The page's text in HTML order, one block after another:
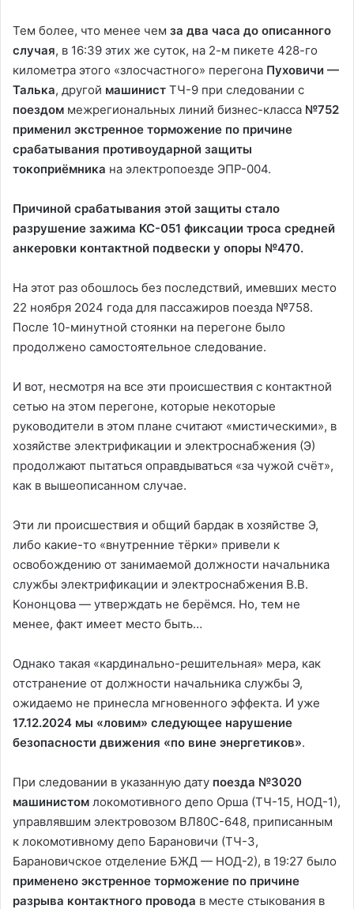
Тем более, что менее чем за два часа до описанного
случая, в 16:39 этих же суток, на 2-м пикете 428-го
километра этого «злосчастного» перегона Пуховичи —
Талька, другой машинист ТЧ-9 при следовании с
поездом межрегиональных линий бизнес-класса №752
применил экстренное торможение по причине
срабатывания противоударной защиты
токоприёмника на электропоезде ЭПР-004.
Причиной срабатывания этой защиты стало
разрушение зажима КС-051 фиксации троса средней
анкеровки контактной подвески у опоры №470.
На этот раз обошлось без последствий, имевших место
22 ноября 2024 года для пассажиров поезда №758.
После 10-минутной стоянки на перегоне было
продолжено самостоятельное следование.
И вот, несмотря на все эти происшествия с контактной
сетью на этом перегоне, которые некоторые
руководители в этом плане считают «мистическими», в
хозяйстве электрификации и электроснабжения (Э)
продолжают пытаться оправдываться «за чужой счёт»,
как в вышеописанном случае.
Эти ли происшествия и общий бардак в хозяйстве Э,
либо какие-то «внутренние тёрки» привели к
освобождению от занимаемой должности начальника
службы электрификации и электроснабжения В.В.
Кононцова — утверждать не берёмся. Но, тем не
менее, факт имеет место быть…
Однако такая «кардинально-решительная» мера, как
отстранение от должности начальника службы Э,
ожидаемо не принесла мгновенного эффекта. И уже
17.12.2024 мы «ловим» следующее нарушение
безопасности движения «по вине энергетиков».
При следовании в указанную дату поезда №3020
машинистом локомотивного депо Орша (ТЧ-15, НОД-1),
управлявшим электровозом ВЛ80С-648, приписанным
к локомотивному депо Барановичи (ТЧ-3,
Барановичское отделение БЖД — НОД-2), в 19:27 было
применено экстренное торможение по причине
разрыва контактного провода в месте стыкования в